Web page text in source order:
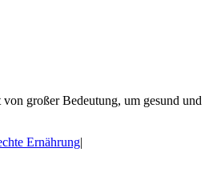
großer Bedeutung, um gesund
Ernährung|